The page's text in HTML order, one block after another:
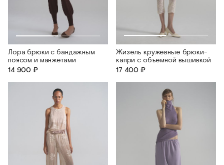
Лора брюки с бандажным
поясом и манжетами
14 900 ₽
Жизель кружевные брюки-
капри с объемной вышивкой
17 400 ₽